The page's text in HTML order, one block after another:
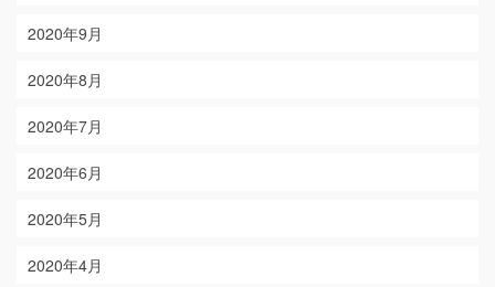
2020年9月
2020年8月
2020年7月
2020年6月
2020年5月
2020年4月